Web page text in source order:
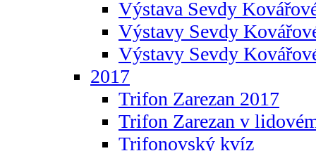
Výstava Sevdy
Výstavy Sevdy
Výstavy Sevdy
2017
Trifon Zarezan 2017
Trifon Zarezan v
Trifonovský kvíz